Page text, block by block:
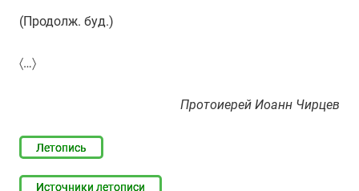
(Продолж. буд.)
〈…〉
Протоиерей Иоанн Чирцев
Летопись
Источники летописи